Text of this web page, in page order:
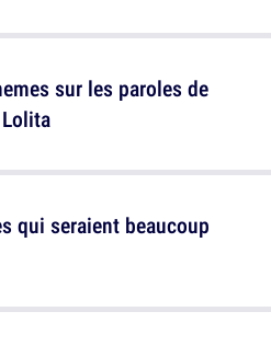
qui seraient beaucoup
sur les paroles de